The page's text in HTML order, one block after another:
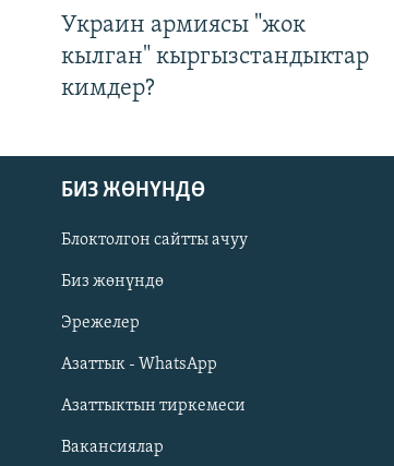
Русский
ОНЛАЙН ШЕРИНЕ
Украин армиясы "жок
кылган" кыргызстандыктар
кимдер?
БИЗ ЖӨНҮНДӨ
Блоктолгон сайтты ачуу
Биз жөнүндө
Эрежелер
Азаттык - WhatsApp
Азаттыктын тиркемеси
Вакансиялар